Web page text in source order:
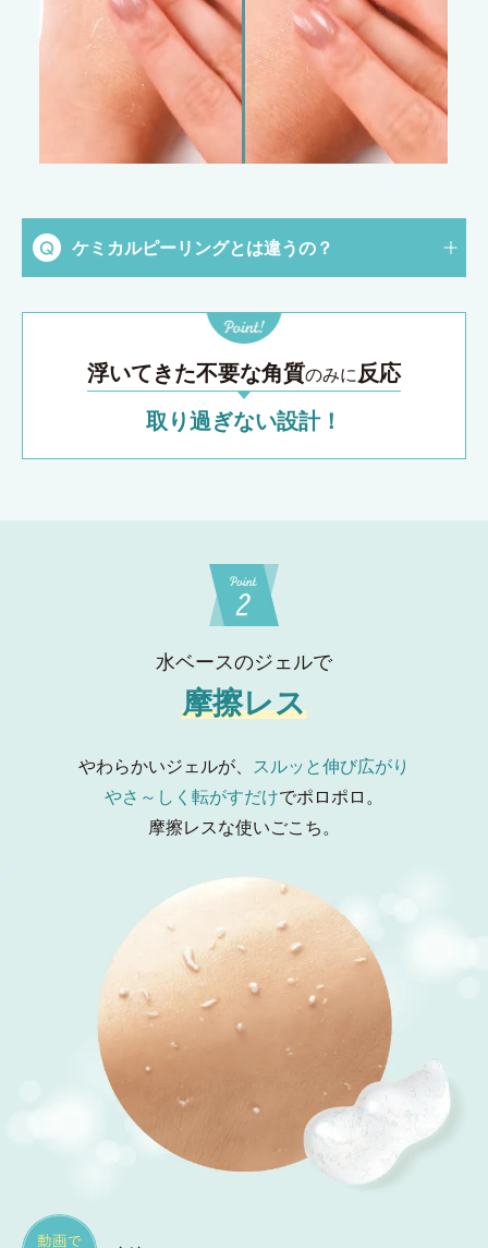
ケミカルピーリングとは違うの？
浮いてきた不要な角質のみに反応
取り過ぎない設計！
水ベースのジェルで
摩擦レス
やわらかいジェルが、 スルッと伸び広がり
やさ～しく転がすだけでポロポロ。
摩擦レスな使いごこち。